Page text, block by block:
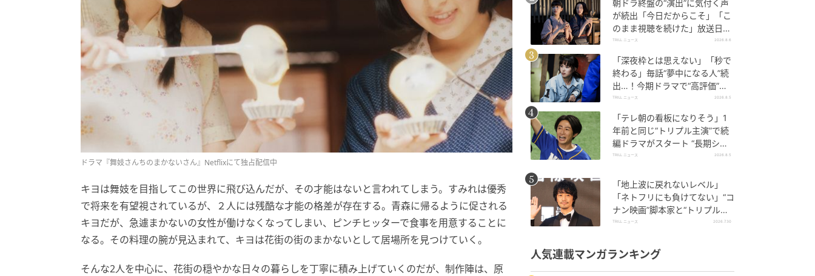
ドラマ『舞妓さんちのまかないさん』Netflixにて独占配信中
キヨは舞妓を目指してこの世界に飛び込んだが、その才能はないと言われてしまう。すみれは優秀
で将来を有望視されているが、２人には残酷な才能の格差が存在する。青森に帰るように促される
キヨだが、急遽まかないの女性が働けなくなってしまい、ピンチヒッターで食事を用意することに
なる。その料理の腕が見込まれて、キヨは花街の街のまかないとして居場所を見つけていく。
そんな2人を中心に、花街の穏やかな日々の暮らしを丁寧に積み上げていくのだが、制作陣は、原
朝ドラ終盤の“演出”に気付く声
が続出「今日だからこそ」「こ
のまま視聴を続けた」放送日に
重ねた“意味”
TRILL ニュース 2026.8.6
「深夜枠とは思えない」「秒で
終わる」毎話“夢中になる人”続
出…！今期ドラマで“高評価”が
続く【カンテレ夏ドラマ】
TRILL ニュース 2026.8.5
「テレ朝の看板になりそう」1
年前と同じ“トリプル主演”で続
編ドラマがスタート “長期シリ
ーズ”を予感させる安定感
TRILL ニュース 2026.8.5
「地上波に戻れないレベル」
「ネトフリにも負けてない」“コ
ナン映画”脚本家と“トリプル主
演”が話題のアマプラドラマ
TRILL ニュース 2026.7.30
人気連載マンガランキング